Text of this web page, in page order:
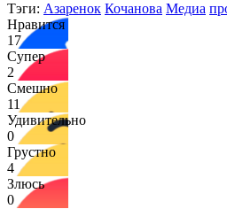
Тэги: Азаренок Кочанова Медиа
Нравится
17
Супер
2
Смешно
11
Удивительно
0
Грустно
4
Злюсь
0